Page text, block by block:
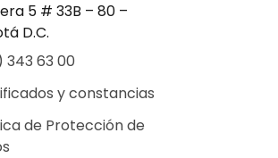
5 # 33B – 80 –
D.C.
343 63 00
y constancias
de Protección de